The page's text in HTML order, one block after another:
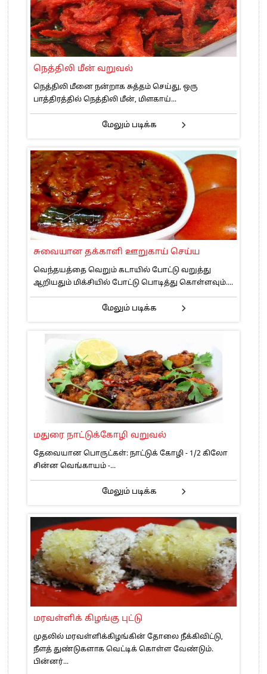
நெத்திலி மீன் வறுவல்
நெத்திலி மீனை நன்றாக சுத்தம் செய்து, ஒரு
பாத்திரத்தில் நெத்திலி மீன், மிளகாய்...
மேலும் படிக்க
சுவையான தக்காளி ஊறுகாய் செய்ய
வெந்தயத்தை வெறும் கடாயில் போட்டு வறுத்து
ஆறியதும் மிக்சியில் போட்டு பொடித்து கொள்ளவும்....
மேலும் படிக்க
மதுரை நாட்டுக்கோழி வறுவல்
தேவையான பொருட்கள்: நாட்டுக் கோழி - 1/2 கிலோ
சின்ன வெங்காயம் -...
மேலும் படிக்க
மரவள்ளிக் கிழங்கு புட்டு
முதலில் மரவள்ளிக்கிழங்கின் தோலை நீக்கிவிட்டு,
நீளத் துண்டுகளாக வெட்டிக் கொள்ள வேண்டும்.
பின்னர்...